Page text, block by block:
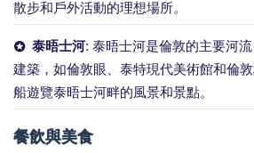
散步和戶外活動的理想場所。
泰晤士河: 泰晤士河是倫敦的主要河
建築，如倫敦眼、泰特現代美術館和倫
船遊覽泰晤士河畔的風景和景點。
餐飲與美食